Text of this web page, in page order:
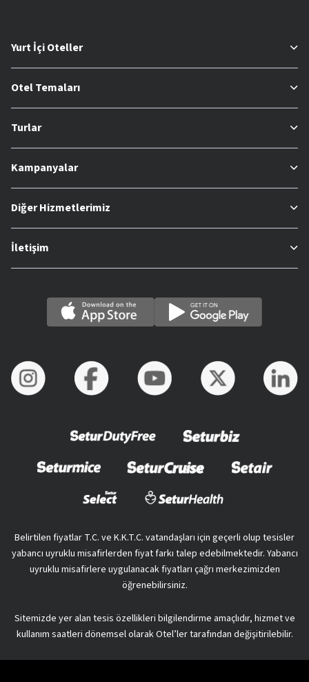
Yurt İçi Oteller
Otel Temaları
Turlar
Kampanyalar
Diğer Hizmetlerimiz
İletişim
Belirtilen fiyatlar T.C. ve K.K.T.C. vatandaşları için geçerli olup tesisler
yabancı uyruklu misafirlerden fiyat farkı talep edebilmektedir. Yabancı
uyruklu misafirlere uygulanacak fiyatları çağrı merkezimizden
öğrenebilirsiniz.
Sitemizde yer alan tesis özellikleri bilgilendirme amaçlıdır, hizmet ve
kullanım saatleri dönemsel olarak Otel’ler tarafından değişitirilebilir.